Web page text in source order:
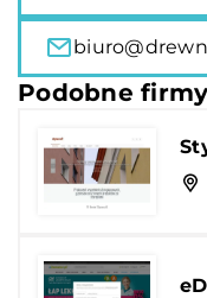
Podobne firmy